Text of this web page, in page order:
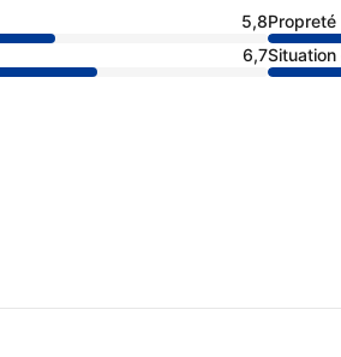
5,8Propreté
6,7